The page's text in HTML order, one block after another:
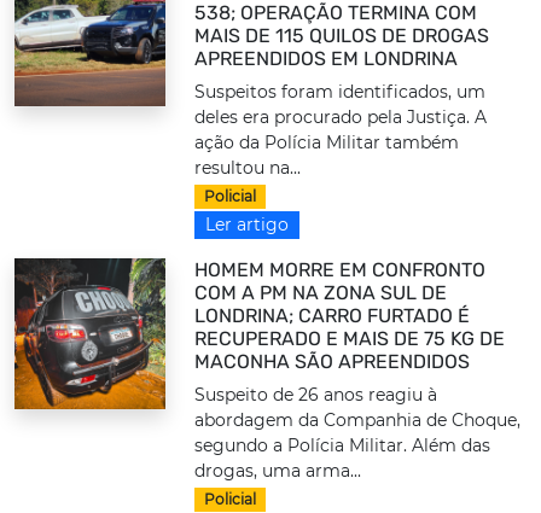
538; OPERAÇÃO TERMINA COM
MAIS DE 115 QUILOS DE DROGAS
APREENDIDOS EM LONDRINA
Suspeitos foram identificados, um
deles era procurado pela Justiça. A
ação da Polícia Militar também
resultou na...
Policial
Ler artigo
HOMEM MORRE EM CONFRONTO
COM A PM NA ZONA SUL DE
LONDRINA; CARRO FURTADO É
RECUPERADO E MAIS DE 75 KG DE
MACONHA SÃO APREENDIDOS
Suspeito de 26 anos reagiu à
abordagem da Companhia de Choque,
segundo a Polícia Militar. Além das
drogas, uma arma...
Policial